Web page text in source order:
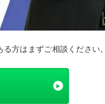
方はまずご相談ください。